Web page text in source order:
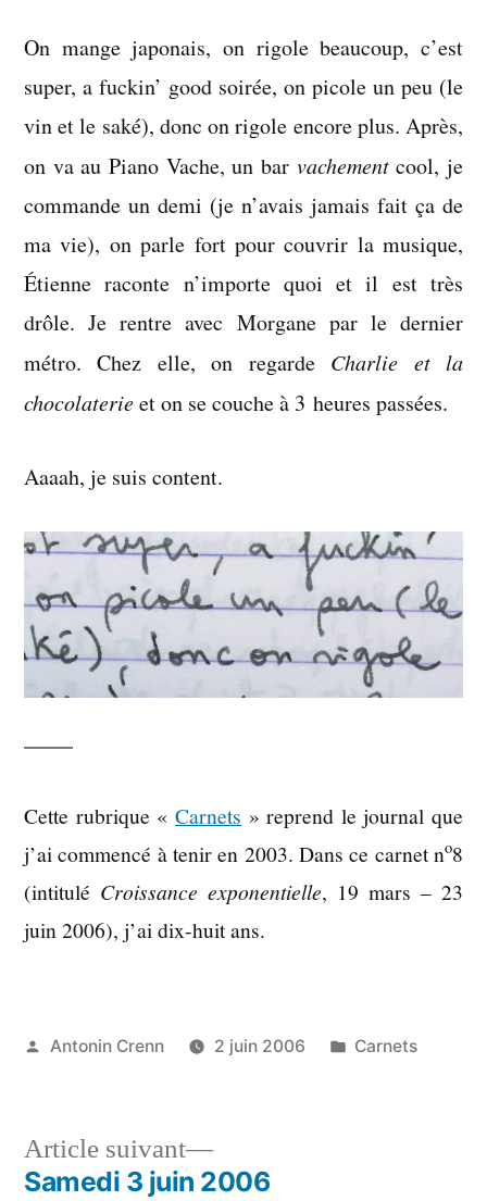
On mange japonais, on rigole beaucoup, c’est
super, a fuckin’ good soirée, on picole un peu (le
vin et le saké), donc on rigole encore plus. Après,
on va au Piano Vache, un bar vachementcool, je
commande un demi (je n’avais jamais fait ça de
ma vie), on parle fort pour couvrir la musique,
Étienne raconte n’importe quoi et il est très
drôle. Je rentre avec Morgane par le dernier
métro. Chez elle, on regarde Charlie et la
chocolaterieet on se couche à 3 heures passées.
Aaaah, je suis content.
Cette rubrique « Carnets » reprend le journal que
j’ai commencé à tenir en 2003. Dans ce carnet no8
(intitulé Croissance exponentielle, 19 mars – 23
juin 2006), j’ai dix-huit ans.
Publié
Antonin Crenn 2 juin 2006
Publié
Carnets
Article suivant
Article
suivant :
Samedi 3 juin 2006